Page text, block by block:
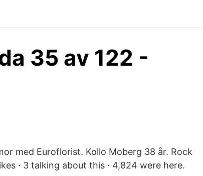
35 av 122 -
med Euroflorist. Kollo Moberg 38 år. Rock
· 3 talking about this · 4,824 were here.